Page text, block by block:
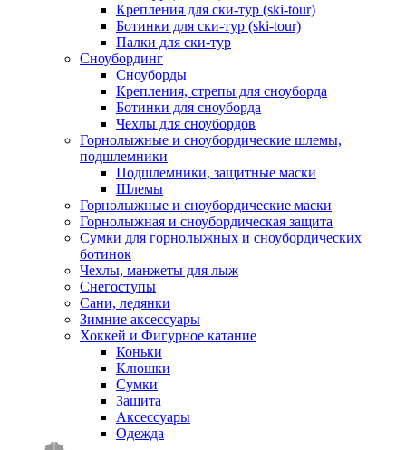
Крепления для ски-тур (ski-tour)
Ботинки для ски-тур (ski-tour)
Палки для ски-тур
Сноубординг
Сноуборды
Крепления, стрепы для сноуборда
Ботинки для сноуборда
Чехлы для сноубордов
Горнолыжные и сноубордические шлемы,
подшлемники
Подшлемники, защитные маски
Шлемы
Горнолыжные и сноубордические маски
Горнолыжная и сноубордическая защита
Сумки для горнолыжных и сноубордических
ботинок
Чехлы, манжеты для лыж
Снегоступы
Сани, ледянки
Зимние аксессуары
Хоккей и Фигурное катание
Коньки
Клюшки
Сумки
Защита
Аксессуары
Одежда